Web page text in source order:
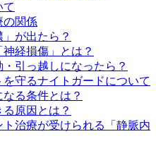
て
の関係
が出たら？
経損傷」とは？
引っ越しになったら？
守るナイトガードについて
る条件とは？
原因とは？
治療が受けられる「静脈内